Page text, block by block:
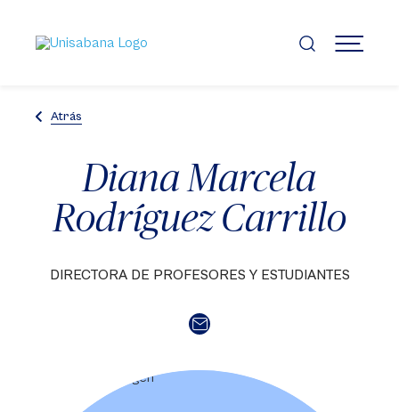
contenido
principal
MENÚ
Atrás
Diana Marcela
Rodríguez Carrillo
DIRECTORA DE PROFESORES Y ESTUDIANTES